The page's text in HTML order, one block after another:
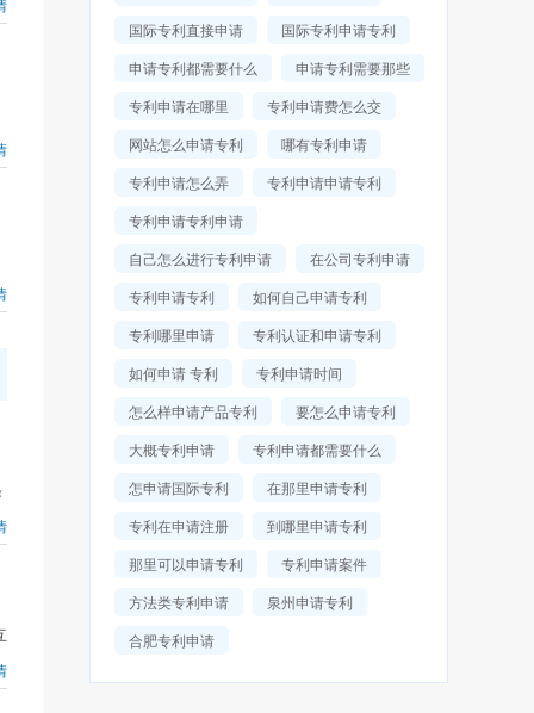
国际专利直接申请
国际专利申请专利
申请专利都需要什么
申请专利需要那些
专利申请在哪里
专利申请费怎么交
网站怎么申请专利
哪有专利申请
专利申请怎么弄
专利申请申请专利
专利申请专利申请
自己怎么进行专利申请
在公司专利申请
专利申请专利
如何自己申请专利
专利哪里申请
专利认证和申请专利
如何申请 专利
专利申请时间
怎么样申请产品专利
要怎么申请专利
大概专利申请
专利申请都需要什么
怎申请国际专利
在那里申请专利
专利在申请注册
到哪里申请专利
那里可以申请专利
专利申请案件
方法类专利申请
泉州申请专利
合肥专利申请